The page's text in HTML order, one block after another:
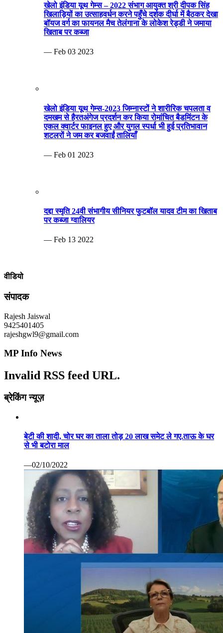
खेलो इंडिया यूथ गेम्स – 2022 संभाग आयुक्त श्री दीपक सिंह
खिलाड़ियों का उत्साहवर्धन करने पहुँचे दर्शक दीर्घा में बैठकर देखा
बॉयज वर्ग का फायनल मैच तेलंगाना के लोकेश रेड्डी ने जमाया
खिताब पर कब्जा
— Feb 03 2023
खेलो इंडिया यूथ गेम्स-2023 जिम्नास्टों ने शारीरिक चपलता व
दमखम से हैरतअंगेज प्रदर्शन कर किया रोमांचित बैडमिंटन के
एकल क्वार्टर फाइनल हुए और युगल स्पर्धा भी हुई प्रतिभावान
शटलरों ने जम कर बजवाईं तालियाँ
— Feb 01 2023
दद्दा स्मृति 24वी संभागीय सीनियर फुटबॉल यादव टीम का खिताब
पर कब्जा ग्वालियर
— Feb 13 2022
वीडियो
संपादक
Rajesh Jaiswal
9425401405
rajeshgwl9@gmail.com
MP Info News
Invalid RSS feed URL.
ब्रेकिंग न्यूज़
बेटी की शादी, चोर घर का ताला तोड़ 20 लाख समेट ले गए.ताऊ के घर
से भी बटोरा माल
—02/10/2022